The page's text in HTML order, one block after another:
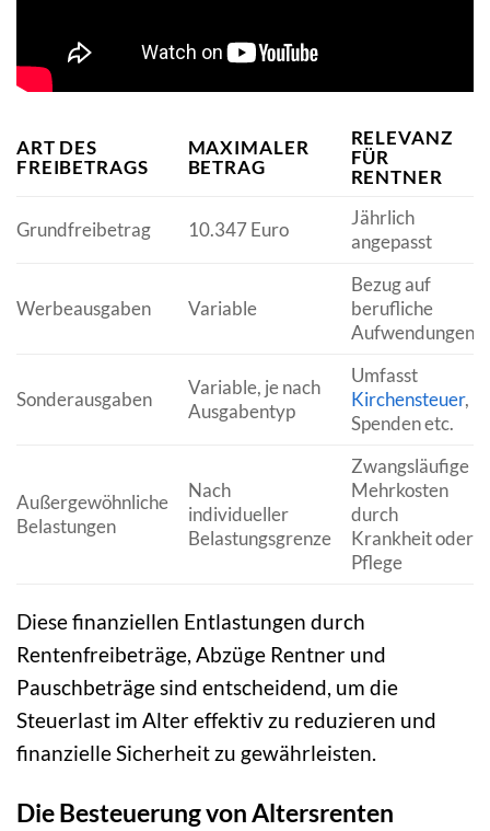
ART DES
FREIBETRAGS
MAXIMALER
BETRAG
RELEVANZ
FÜR
RENTNER
Grundfreibetrag 10.347 Euro
Jährlich
angepasst
Werbeausgaben Variable
Bezug auf
berufliche
Aufwendungen
Sonderausgaben
Variable, je nach
Ausgabentyp
Umfasst
Kirchensteuer,
Spenden etc.
Außergewöhnliche
Belastungen
Nach
individueller
Belastungsgrenze
Zwangsläufige
Mehrkosten
durch
Krankheit oder
Pflege
Diese finanziellen Entlastungen durch
Rentenfreibeträge, Abzüge Rentner und
Pauschbeträge sind entscheidend, um die
Steuerlast im Alter effektiv zu reduzieren und
finanzielle Sicherheit zu gewährleisten.
Die Besteuerung von Altersrenten